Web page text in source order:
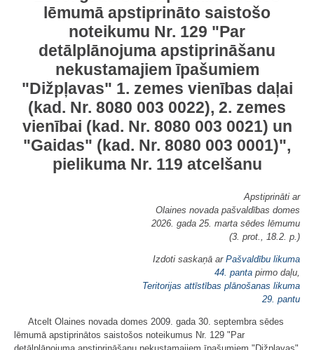
lēmumā apstiprināto saistošo
noteikumu Nr. 129 "Par
detālplānojuma apstiprināšanu
nekustamajiem īpašumiem
"Dižpļavas" 1. zemes vienības daļai
(kad. Nr. 8080 003 0022), 2. zemes
vienībai (kad. Nr. 8080 003 0021) un
"Gaidas" (kad. Nr. 8080 003 0001)",
pielikuma Nr. 119 atcelšanu
Apstiprināti ar
Olaines novada pašvaldības domes
2026. gada 25. marta sēdes lēmumu
(3. prot., 18.2. p.)
Izdoti saskaņā ar Pašvaldību likuma
44. panta pirmo daļu,
Teritorijas attīstības plānošanas likuma
29. pantu
Atcelt Olaines novada domes 2009. gada 30. septembra sēdes
lēmumā apstiprinātos saistošos noteikumus Nr. 129 "Par